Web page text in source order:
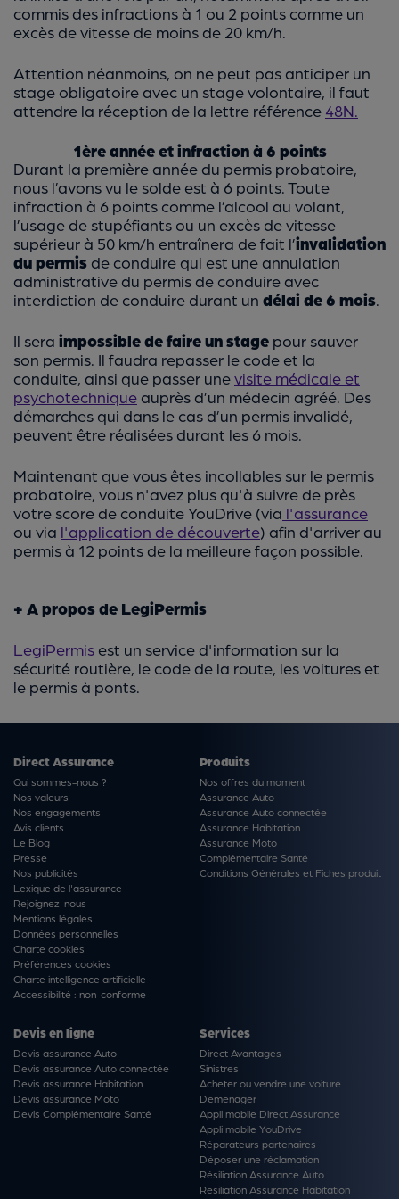
commis des infractions à 1 ou 2 points comme un
excès de vitesse de moins de 20 km/h.
Attention néanmoins, on ne peut pas anticiper un
stage obligatoire avec un stage volontaire, il faut
attendre la réception de la lettre référence 48N.
1ère année et infraction à 6 points
Durant la première année du permis probatoire,
nous l’avons vu le solde est à 6 points. Toute
infraction à 6 points comme l’alcool au volant,
l’usage de stupéfiants ou un excès de vitesse
supérieur à 50 km/h entraînera de fait l’invalidation
du permis de conduire qui est une annulation
administrative du permis de conduire avec
interdiction de conduire durant un délai de 6 mois
Il sera impossible de faire un stage pour sauver
son permis. Il faudra repasser le code et la
conduite, ainsi que passer unevisite médicale et
psychotechnique auprès d’un médecin agréé. Des
démarches qui dans le cas d’un permis invalidé,
peuvent être réalisées durant les 6 mois.
Maintenant que vous êtes incollables sur le permis
probatoire, vous n'avez plus qu'à suivre de près
votre score de conduite YouDrive (via l'assurance
ou via l'application de découverte) afin d'arriver au
permis à 12 points de la meilleure façon possible.
+ A propos de LegiPermis
LegiPermis est un service d'information sur la
sécurité routière, le code de la route, les voitures et
le permis à ponts.
Direct Assurance
Qui sommes-nous ?
Nos valeurs
Nos engagements
Avis clients
Le Blog
Presse
Nos publicités
Lexique de l'assurance
Rejoignez-nous
Mentions légales
Données personnelles
Charte cookies
Préférences cookies
Charte intelligence artificielle
Accessibilité : non-conforme
Produits
Nos offres du moment
Assurance Auto
Assurance Auto connectée
Assurance Habitation
Assurance Moto
Complémentaire Santé
Conditions Générales et Fiches produit
Devis en ligne
Devis assurance Auto
Devis assurance Auto connectée
Devis assurance Habitation
Devis assurance Moto
Devis Complémentaire Santé
Services
Direct Avantages
Sinistres
Acheter ou vendre une voiture
Déménager
Appli mobile Direct Assurance
Appli mobile YouDrive
Réparateurs partenaires
Déposer une réclamation
Résiliation Assurance Auto
Résiliation Assurance Habitation